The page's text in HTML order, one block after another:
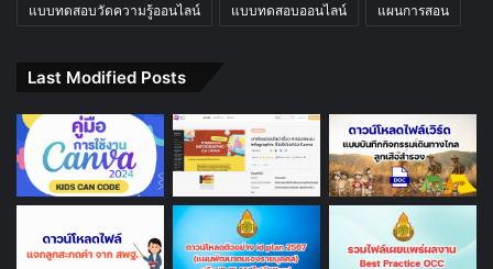
แบบทดสอบวัดความรู้ออนไลน์ แบบทดสอบออนไลน์ แผนการสอน
Last Modified Posts